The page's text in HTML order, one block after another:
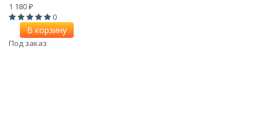
1 180 ₽
0
В корзину
Под заказ